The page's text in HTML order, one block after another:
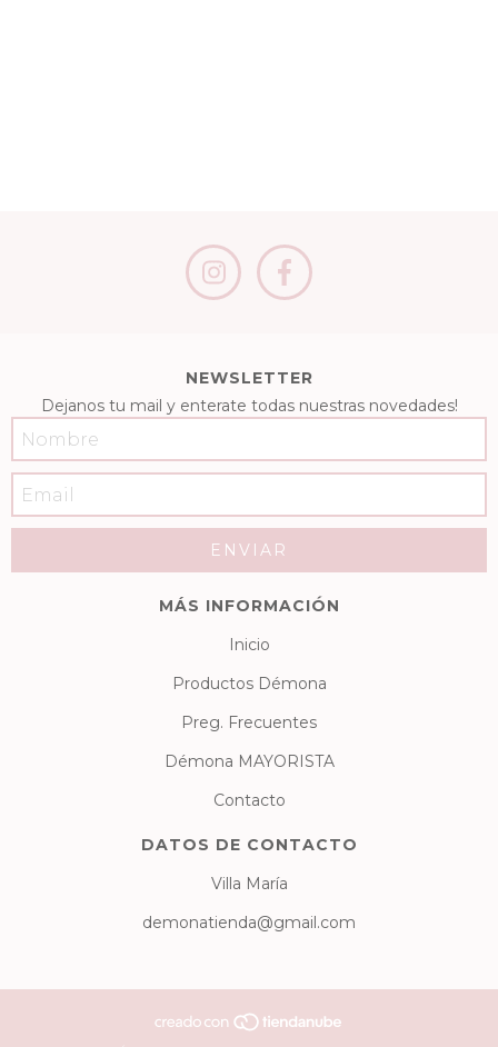
NEWSLETTER
Dejanos tu mail y enterate todas nuestras novedades!
MÁS INFORMACIÓN
Inicio
Productos Démona
Preg. Frecuentes
Démona MAYORISTA
Contacto
DATOS DE CONTACTO
Villa María
demonatienda@gmail.com